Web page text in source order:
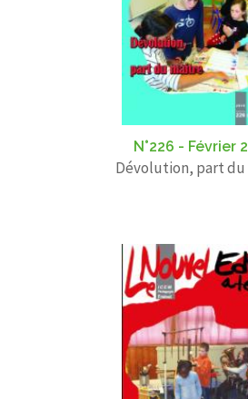
N°226 - Février
Dévolution, part